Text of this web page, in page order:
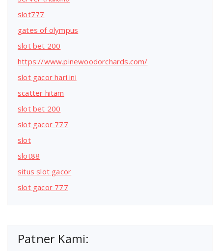
slot777
gates of olympus
slot bet 200
https://www.pinewoodorchards.com/
slot gacor hari ini
scatter hitam
slot bet 200
slot gacor 777
slot
slot88
situs slot gacor
slot gacor 777
Patner Kami: